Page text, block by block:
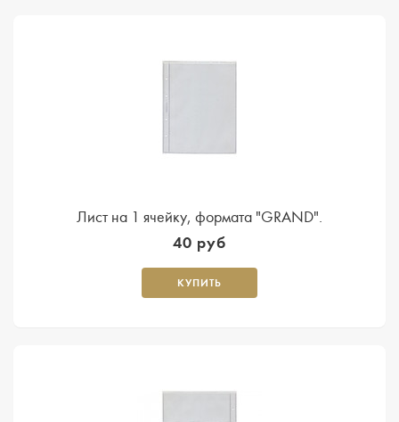
Лист на 1 ячейку, формата "GRAND".
40 руб
КУПИТЬ